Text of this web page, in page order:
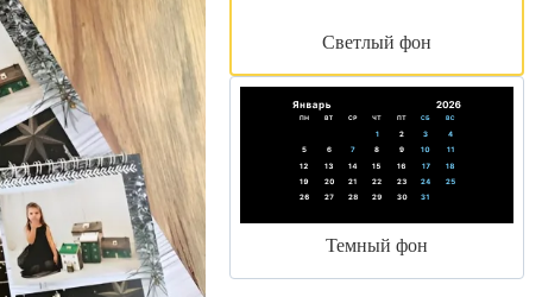
Светлый фон
Темный фон